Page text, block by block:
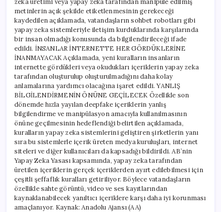
metinlerin açık şekilde etiketlenmesinin gerekeceği
kaydedilen açıklamada, vatandaşların sohbet robotları gibi
yapay zeka sistemleriyle iletişim kurduklarında karşılarında
bir insan olmadığı konusunda da bilgilendirileceği ifade
edildi. İNSANLAR İNTERNETTE HER GÖRDÜKLERİNE
İNANMAYACAK Açıklamada, yeni kuralların insanların
internette gördükleri veya okudukları içeriklerin yapay zeka
tarafından oluşturulup oluşturulmadığını daha kolay
anlamalarına yardımcı olacağına işaret edildi. YANLIŞ
BİLGİLENDİRMENİN ÖNÜNE GEÇİLECEK Özellikle son
dönemde hızla yayılan deepfake içeriklerin yanlış
bilgilendirme ve manipülasyon amacıyla kullanılmasının
önüne geçilmesinin hedeflendiği belirtilen açıklamada,
kuralların yapay zeka sistemlerini geliştiren şirketlerin yanı
sıra bu sistemlerle içerik üreten medya kuruluşları, internet
siteleri ve diğer kullanıcıları da kapsadığı bildirildi. AB’nin
Yapay Zeka Yasası kapsamında, yapay zeka tarafından
üretilen içeriklerin gerçek içeriklerden ayırt edilebilmesi için
çeşitli şeffaflık kuralları getiriliyor. Böylece vatandaşların
özellikle sahte görüntü, video ve ses kayıtlarından
kaynaklanabilecek yanıltıcı içeriklere karşı daha iyi korunması
amaçlanıyor. Kaynak: Anadolu Ajansı (AA)